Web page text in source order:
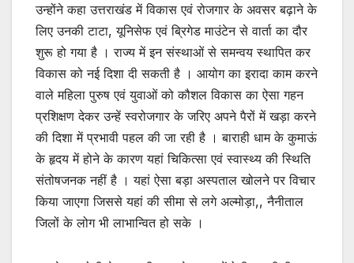
उन्होंने कहा उत्तराखंड में विकास एवं रोजगार के अवसर बढ़ाने के
लिए उनकी टाटा, यूनिसेफ एवं ब्रिगेड माउंटेन से वार्ता का दौर
शुरू हो गया है । राज्य में इन संस्थाओं से समन्वय स्थापित कर
विकास को नई दिशा दी सकती है । आयोग का इरादा काम करने
वाले महिला पुरुष एवं युवाओं को कौशल विकास का ऐसा गहन
प्रशिक्षण देकर उन्हें स्वरोजगार के जरिए अपने पैरों में खड़ा करने
की दिशा में प्रभावी पहल की जा रही है । बाराही धाम के कुमाऊं
के हृदय में होने के कारण यहां चिकित्सा एवं स्वास्थ्य की स्थिति
संतोषजनक नहीं है । यहां ऐसा बड़ा अस्पताल खोलने पर विचार
किया जाएगा जिससे यहां की सीमा से लगे अल्मोड़ा,, नैनीताल
जिलों के लोग भी लाभान्वित हो सके ।